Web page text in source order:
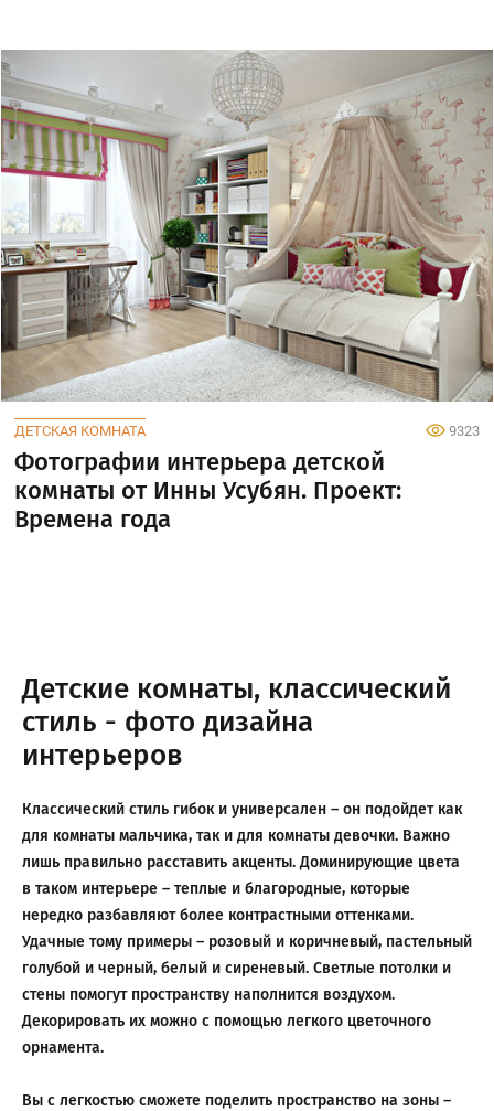
ДЕТСКАЯ КОМНАТА 9323
Фотографии интерьера детской
комнаты от Инны Усубян. Проект:
Времена года
Детские комнаты, классический
стиль - фото дизайна
интерьеров
Классический стиль гибок и универсален – он подойдет как
для комнаты мальчика, так и для комнаты девочки. Важно
лишь правильно расставить акценты. Доминирующие цвета
в таком интерьере – теплые и благородные, которые
нередко разбавляют более контрастными оттенками.
Удачные тому примеры – розовый и коричневый, пастельный
голубой и черный, белый и сиреневый. Светлые потолки и
стены помогут пространству наполнится воздухом.
Декорировать их можно с помощью легкого цветочного
орнамента.
Вы с легкостью сможете поделить пространство на зоны –